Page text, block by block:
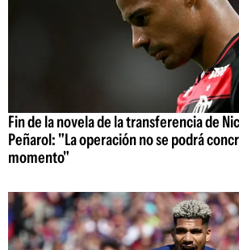
Fin de la novela de la transferencia de
Peñarol: "La operación no se podrá
momento"